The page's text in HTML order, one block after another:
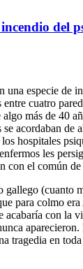
del
especie de
cuatro
algo más de
acordaban
hospitales
les
con el común
(cuanto
para colmo
con la
tragedia en